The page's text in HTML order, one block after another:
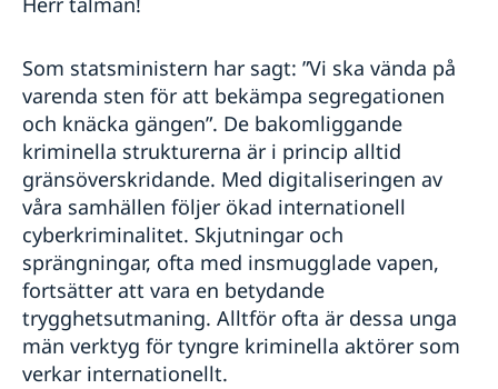
Som statsministern har sagt: ”Vi ska vända på
varenda sten för att bekämpa segregationen
och knäcka gängen”. De bakomliggande
kriminella strukturerna är i princip alltid
gränsöverskridande. Med digitaliseringen av
våra samhällen följer ökad internationell
cyberkriminalitet. Skjutningar och
sprängningar, ofta med insmugglade vapen,
fortsätter att vara en betydande
trygghetsutmaning. Alltför ofta är dessa unga
män verktyg för tyngre kriminella aktörer som
verkar internationellt.